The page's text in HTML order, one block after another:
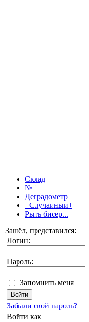
Склад
№ 1
Деградометр
+Случайный+
Рыть бисер...
Зашёл, представился:
Логин:
Пароль:
Запомнить меня
Забыли свой пароль?
Войти как